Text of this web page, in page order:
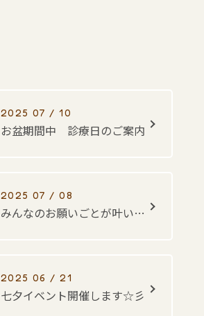
2025 07 / 10
お盆期間中 診療日のご案内
2025 07 / 08
みんなのお願いごとが叶いますように・・・☆彡
2025 06 / 21
七夕イベント開催します☆彡